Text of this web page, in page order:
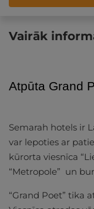
Vairāk
Atpūta Grand
Semarah hotels ir
var lepoties ar
kūrorta viesnīca
“Metropole” un
“Grand Poet” tika